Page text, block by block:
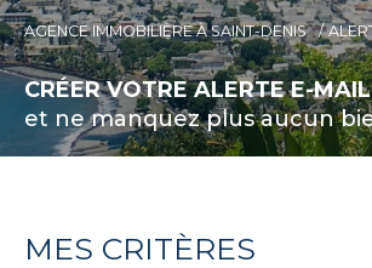
AGENCE IMMOBILIÈRE À SAINT-DENIS
CRÉER VOTRE ALERTE E-MAIL
et ne manquez plus aucun
MES CRITÈRES